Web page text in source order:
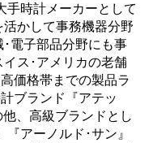
手時計メーカーとして
かして事務機器分野
電子部品分野にも事
ス･アメリカの老舗
価格帯までの製品ラ
ブランド『アテッ
、高級ブランドとし
アーノルド･サン』